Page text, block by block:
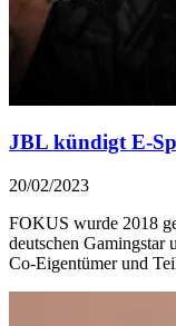
JBL kündigt E-
20/02/2023
FOKUS wurde 2018
deutschen Gamingstar
Co-Eigentümer und